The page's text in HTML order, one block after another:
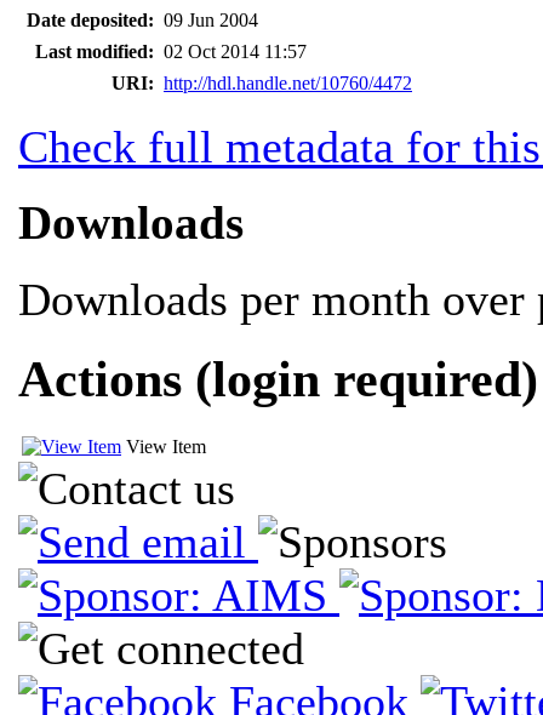
Date deposited: 09 Jun 2004
Last modified: 02 Oct 2014 11:57
URI: http://hdl.handle.net/10760/4472
Check full metadata for
Downloads
Downloads per month over
Actions (login required)
View Item
Facebook